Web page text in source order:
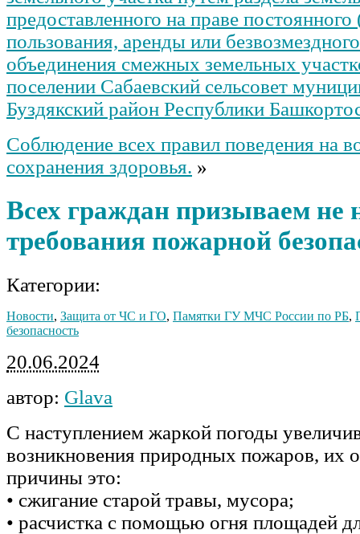
предоставленного на праве постоянного
пользования, аренды или
объединения смежных земельных
поселении Сабаевский сельсовет
Буздякский район Республики
Соблюдение всех правил поведения на
сохранения здоровья. »
Всех граждан призываем не
требования пожарной
Категории:
Новости, Защита от ЧС и ГО, Памятки ГУ МЧС России по РБ,
безопасность
20.06.2024
автор: Glava
С наступлением жаркой погоды
возникновения природных пожаров, их
причины это:
• сжигание старой травы, мусора;
• расчистка с помощью огня площадей